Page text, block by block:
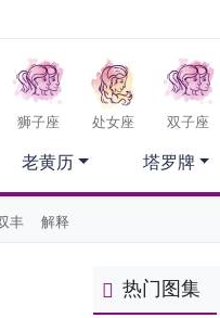
狮子座 处女座 双子座
丰 解释
老黄历 塔罗牌
热门图集